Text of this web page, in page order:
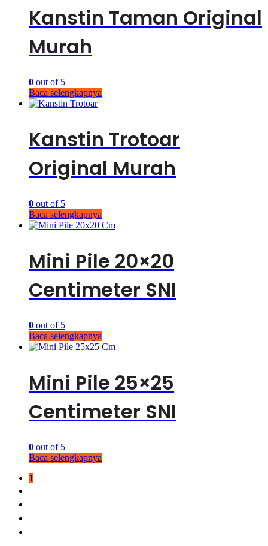
Kanstin Taman Original
Murah
0 out of 5
Baca selengkapnya
Kanstin Trotoar
Original Murah
0 out of 5
Baca selengkapnya
Mini Pile 20×20
Centimeter SNI
0 out of 5
Baca selengkapnya
Mini Pile 25×25
Centimeter SNI
0 out of 5
Baca selengkapnya
1